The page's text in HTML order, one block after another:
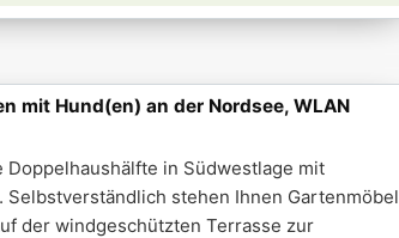
mit Hund(en) an der Nordsee, WLAN
Doppelhaushälfte in Südwestlage mit
Selbstverständlich stehen Ihnen Gartenmöbel
der windgeschützten Terrasse zur